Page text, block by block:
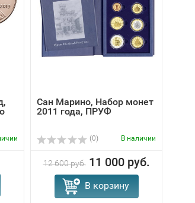
Сан Марино, Набор монет
2011 года, ПРУФ
(0) В наличии
12 600 руб. 11 000 руб.
В корзину